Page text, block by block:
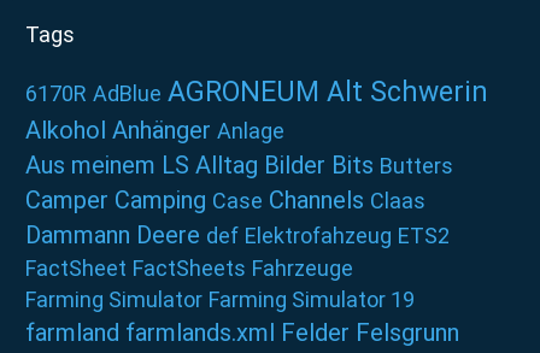
Tags
6170R AdBlue AGRONEUM Alt Schwerin
Alkohol Anhänger Anlage
Aus meinem LS Alltag Bilder Bits Butters
Camper Camping Case Channels Claas
Dammann Deere def Elektrofahzeug ETS2
FactSheet FactSheets Fahrzeuge
Farming Simulator Farming Simulator 19
farmland farmlands.xml Felder Felsgrunn